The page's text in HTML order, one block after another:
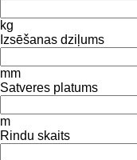
kg
Izsēšanas dziļums
mm
Satveres platums
m
Rindu skaits